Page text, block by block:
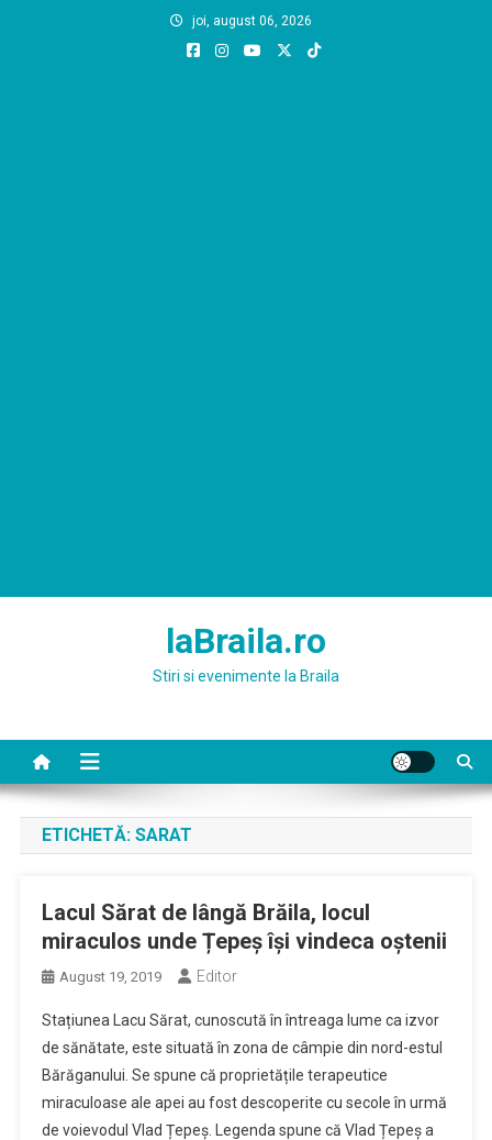
joi, august 06, 2026
laBraila.ro
Stiri si evenimente la Braila
ETICHETĂ: SARAT
Lacul Sărat de lângă Brăila, locul
miraculos unde Țepeș își vindeca oștenii
August 19, 2019 Editor
Stațiunea Lacu Sărat, cunoscută în întreaga lume ca izvor
de sănătate, este situată în zona de câmpie din nord-estul
Bărăganului. Se spune că proprietățile terapeutice
miraculoase ale apei au fost descoperite cu secole în urmă
de voievodul Vlad Țepeș. Legenda spune că Vlad Țepeș a